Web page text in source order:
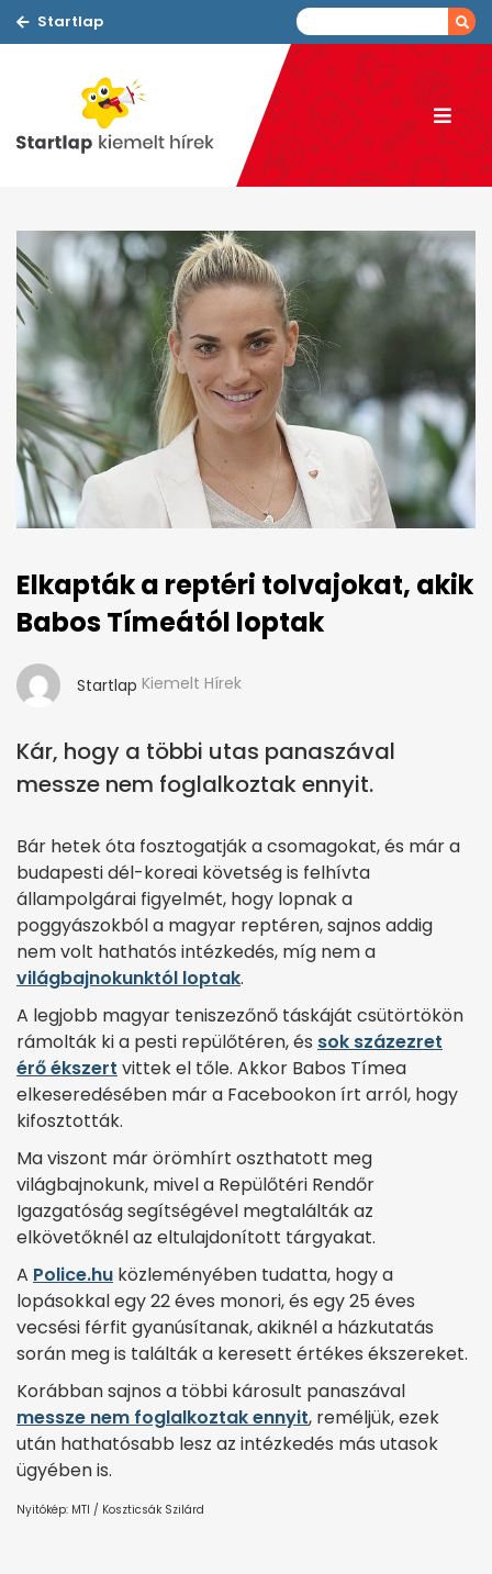
Startlap
Elkapták a reptéri tolvajokat, akik
Babos Tímeától loptak
Startlap Kiemelt Hírek
Kár, hogy a többi utas panaszával
messze nem foglalkoztak ennyit.
Bár hetek óta fosztogatják a csomagokat, és már a
budapesti dél-koreai követség is felhívta
állampolgárai figyelmét, hogy lopnak a
poggyászokból a magyar reptéren, sajnos addig
nem volt hathatós intézkedés, míg nem a
világbajnokunktól loptak.
A legjobb magyar teniszezőnő táskáját csütörtökön
rámolták ki a pesti repülőtéren, és sok százezret
érő ékszert vittek el tőle. Akkor Babos Tímea
elkeseredésében már a Facebookon írt arról, hogy
kifosztották.
Ma viszont már örömhírt oszthatott meg
világbajnokunk, mivel a Repülőtéri Rendőr
Igazgatóság segítségével megtalálták az
elkövetőknél az eltulajdonított tárgyakat.
A Police.hu közleményében tudatta, hogy a
lopásokkal egy 22 éves monori, és egy 25 éves
vecsési férfit gyanúsítanak, akiknél a házkutatás
során meg is találták a keresett értékes ékszereket.
Korábban sajnos a többi károsult panaszával
messze nem foglalkoztak ennyit, reméljük, ezek
után hathatósabb lesz az intézkedés más utasok
ügyében is.
Nyitókép: MTI / Koszticsák Szilárd